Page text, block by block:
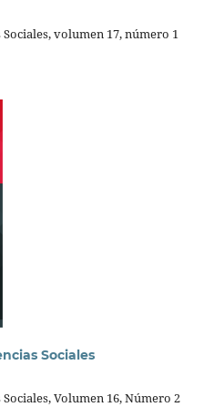
volumen 17, número 1
Sociales
Volumen 16, Número 2